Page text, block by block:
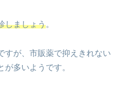
しましょう。
すが、市販薬で抑えきれない
多いようです。